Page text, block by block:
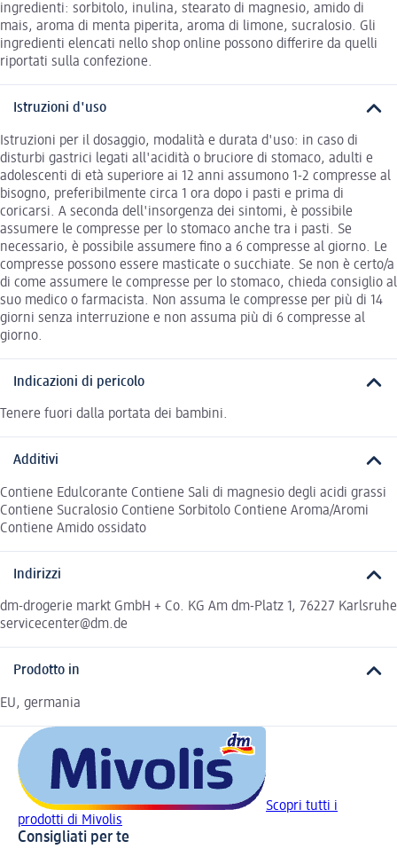
ingredienti: sorbitolo, inulina, stearato di magnesio, amido di
mais, aroma di menta piperita, aroma di limone, sucralosio. Gli
ingredienti elencati nello shop online possono differire da quelli
riportati sulla confezione.
Istruzioni d'uso
Istruzioni per il dosaggio, modalità e durata d'uso: in caso di
disturbi gastrici legati all'acidità o bruciore di stomaco, adulti e
adolescenti di età superiore ai 12 anni assumono 1-2 compresse al
bisogno, preferibilmente circa 1 ora dopo i pasti e prima di
coricarsi. A seconda dell'insorgenza dei sintomi, è possibile
assumere le compresse per lo stomaco anche tra i pasti. Se
necessario, è possibile assumere fino a 6 compresse al giorno. Le
compresse possono essere masticate o succhiate. Se non è certo/a
di come assumere le compresse per lo stomaco, chieda consiglio al
suo medico o farmacista. Non assuma le compresse per più di 14
giorni senza interruzione e non assuma più di 6 compresse al
giorno.
Indicazioni di pericolo
Tenere fuori dalla portata dei bambini.
Additivi
Contiene Edulcorante Contiene Sali di magnesio degli acidi grassi
Contiene Sucralosio Contiene Sorbitolo Contiene Aroma/Aromi
Contiene Amido ossidato
Indirizzi
dm-drogerie markt GmbH + Co. KG Am dm-Platz 1, 76227 Karlsruhe
servicecenter@dm.de
Prodotto in
EU, germania
Scopri tutti i
prodotti di Mivolis
Consigliati per te